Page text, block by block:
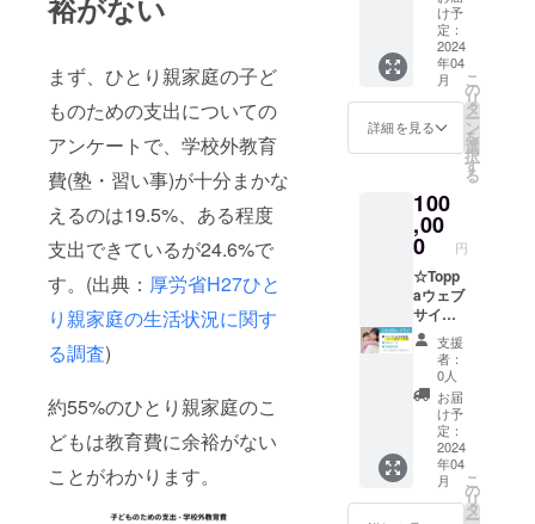
裕がない
まず、ひとり親家庭の子ど
ものための支出についての
アンケートで、学校外教育
費(塾・習い事)が十分まかな
えるのは19.5%、ある程度
支出できているが24.6%で
す。(出典： 厚労省H27ひと
り親家庭の生活状況に関す
る調査)
約55%のひとり親家庭のこ
どもは教育費に余裕がない
ことがわかります。
名前に
するの
はお控
えくだ
さい。
ご入力
くださ
い。 ※
ハンド
ルネー
ムやペ
ンネー
業名も
可能で
す。 ※
大変恐
れ入り
ます
が、本
名以外
を使用
される
場合は
実際の
人物や
キャラ
クター
と同じ
名前に
載＋リ
ンクを
設定（6
か月
間） ★
お礼
メール
★活動
報告書
ル添
付） ①
掲載を
希望す
るお名
前と ②
リンク
させた
いペー
ジアド
レスを
【備考
欄】に
ご入力
くださ
い。 ※
ハンド
け予
定：
2024
年04
月
詳細を見る
こ
の
リ
タ
ー
ン
を
選
択
す
る
100
,00
0 円
☆Topp
aウェブ
サイト
に支援
者とし
てお名
前を掲
載＋リ
ンクを
設定（1
年間）
★お礼
メール
支援
者：
0人
お届
け予
定：
2024
年04
月
こ
の
リ
タ
ー